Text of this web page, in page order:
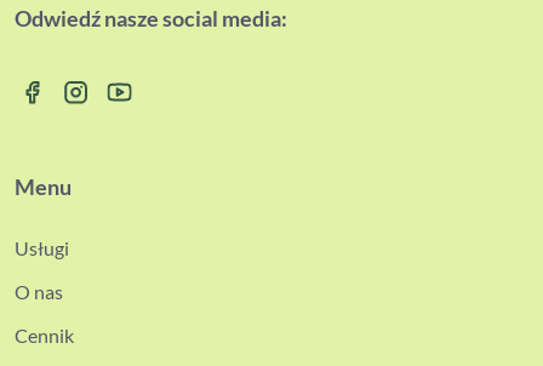
Odwiedź nasze social media:
Menu
Usługi
O nas
Cennik